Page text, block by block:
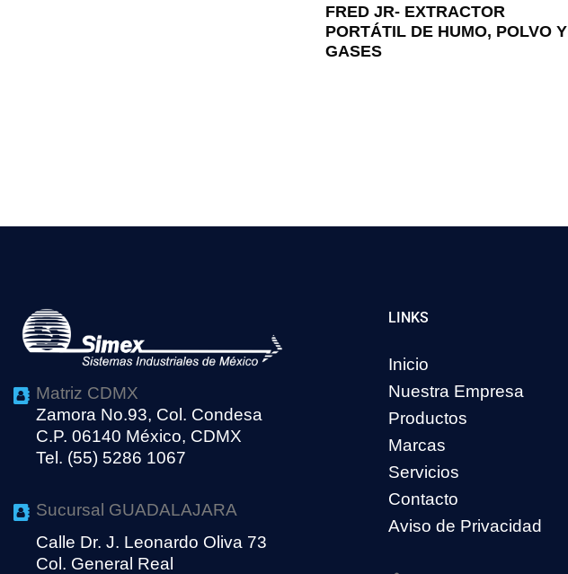
FRED JR- EXTRACTOR
PORTÁTIL DE HUMO, POLVO Y
GASES
Matriz CDMX
Zamora No.93, Col. Condesa
C.P. 06140 México, CDMX
Tel. (55) 5286 1067
Sucursal GUADALAJARA
Calle Dr. J. Leonardo Oliva 73
Col. General Real
LINKS
Inicio
Nuestra Empresa
Productos
Marcas
Servicios
Contacto
Aviso de Privacidad